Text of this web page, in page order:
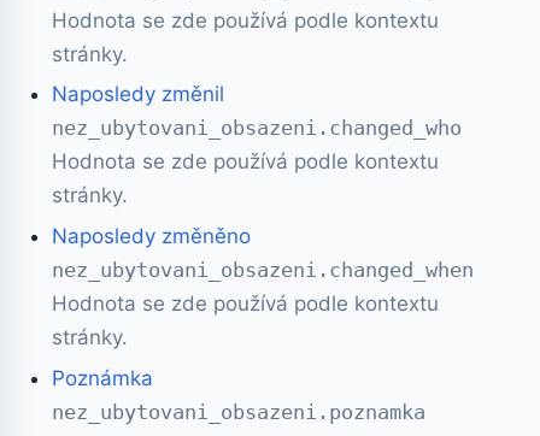
Hodnota se zde používá podle kontextu
stránky.
Naposledy změnil
nez_ubytovani_obsazeni.changed_who
Hodnota se zde používá podle kontextu
stránky.
Naposledy změněno
nez_ubytovani_obsazeni.changed_when
Hodnota se zde používá podle kontextu
stránky.
Poznámka
nez_ubytovani_obsazeni.poznamka